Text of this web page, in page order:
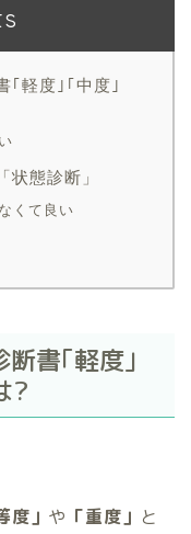
｢軽度｣｢中度｣
態診断」
くて良い
断書｢軽度｣
?
度」 や 「重度」 と